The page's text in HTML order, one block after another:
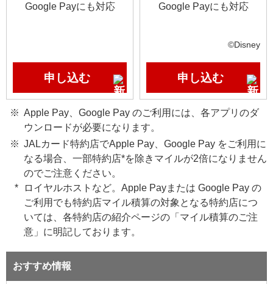
Google Payにも対応
申し込む
Google Payにも対応
©Disney
申し込む
Apple Pay、Google Pay のご利用には、各アプリのダ
ウンロードが必要になります。
JALカード特約店でApple Pay、Google Pay をご利用に
なる場合、一部特約店*を除きマイルが2倍になりません
のでご注意ください。
ロイヤルホストなど。Apple Payまたは Google Pay の
ご利用でも特約店マイル積算の対象となる特約店につ
いては、各特約店の紹介ページの「マイル積算のご注
意」に明記しております。
おすすめ情報